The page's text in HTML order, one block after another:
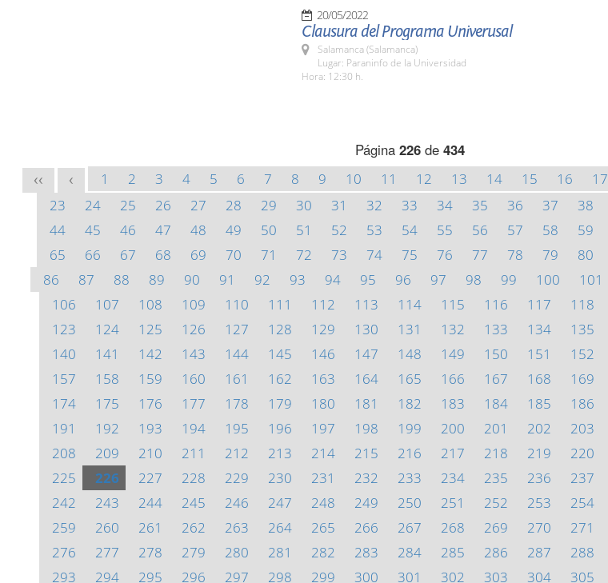
20/05/2022
Clausura del Programa Univerusal
Salamanca (Salamanca)
Lugar: Paraninfo de la Universidad
Hora: 12:30 h.
Página 226de 434
<< < 1 2 3 4 5 6 7 8 9 10 11 12 13 14 15 16 17
23
24 25 26 27 28 29 30 31 32 33 34 35 36 37 38
44
45 46 47 48 49 50 51 52 53 54 55 56 57 58 59
65
66 67 68 69 70 71 72 73 74 75 76 77 78 79 80
86
87 88 89 90 91 92 93 94 95 96 97 98 99 100 101
106
107 108 109 110 111 112 113 114 115 116 117 118
123
124 125 126 127 128 129 130 131 132 133 134 135
140
141 142 143 144 145 146 147 148 149 150 151 152
157
158 159 160 161 162 163 164 165 166 167 168 169
174
175 176 177 178 179 180 181 182 183 184 185 186
191
192 193 194 195 196 197 198 199 200 201 202 203
208
209 210 211 212 213 214 215 216 217 218 219 220
225
226 227 228 229 230 231 232 233 234 235 236 237
242
243 244 245 246 247 248 249 250 251 252 253 254
259
260 261 262 263 264 265 266 267 268 269 270 271
276
277 278 279 280 281 282 283 284 285 286 287 288
293
294 295 296 297 298 299 300 301 302 303 304 305